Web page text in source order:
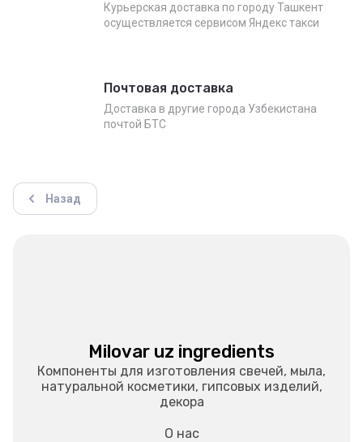
Курьерская доставка по городу Ташкент
осуществляется сервисом Яндекс такси
Почтовая доставка
Доставка в другие города Узбекистана
почтой БТС
Назад
Milovar uz ingredients
Компоненты для изготовления свечей, мыла,
натуральной косметики, гипсовых изделий,
декора
О нас